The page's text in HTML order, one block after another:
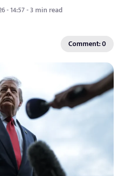
- 14:57 - 3 min read
Comment: 0